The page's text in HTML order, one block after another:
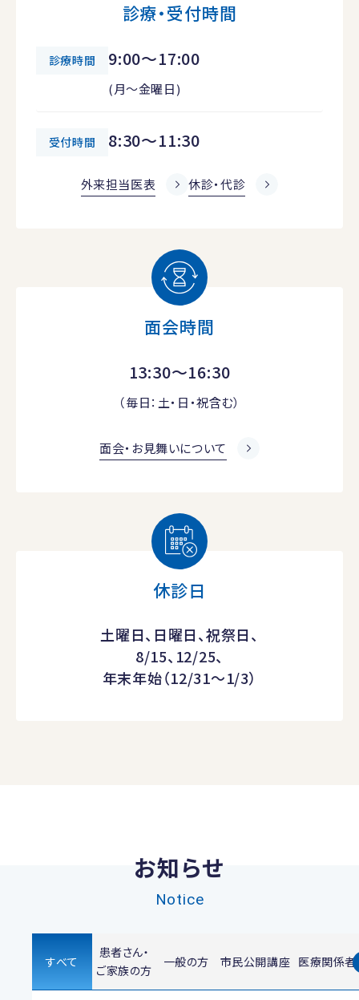
診療・受付時間
診療時間 9:00～17:00
(月～金曜日)
受付時間 8:30～11:30
外来担当医表 休診・代診
面会時間
13:30～16:30
（毎日：土・日・祝含む）
面会・お見舞いについて
休診日
土曜日、日曜日、祝祭日、
8/15、12/25、
年末年始（12/31～1/3）
お知らせ
Notice
すべて
患者さん・
ご家族の方
一般の方 市民公開講座 医療関係